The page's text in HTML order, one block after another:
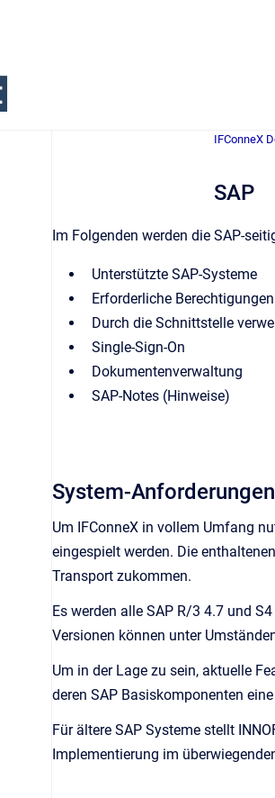
Go to homepage
IFConneX
SAP
Im Folgenden werden die SAP-
Unterstützte SAP-Systeme
Erforderliche Berechtigungen
Durch die Schnittstelle
Single-Sign-On
Dokumentenverwaltung
SAP-Notes (Hinweise)
System-Anforderungen
Um IFConneX in vollem Umfang
eingespielt werden. Die
Transport zukommen.
Es werden alle SAP R/3 4.7 und
Versionen können unter
Um in der Lage zu sein, aktuelle
deren SAP Basiskomponenten
Für ältere SAP Systeme stellt
Implementierung im